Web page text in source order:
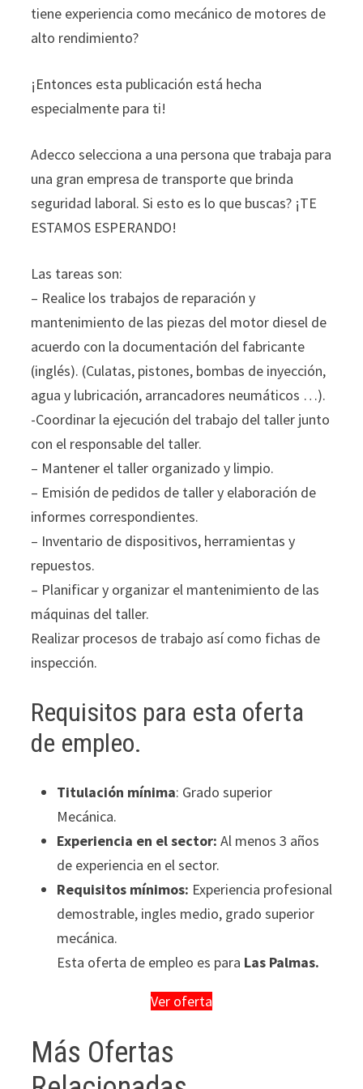
tiene experiencia como mecánico de motores de
alto rendimiento?
¡Entonces esta publicación está hecha
especialmente para ti!
Adecco selecciona a una persona que trabaja para
una gran empresa de transporte que brinda
seguridad laboral. Si esto es lo que buscas? ¡TE
ESTAMOS ESPERANDO!
Las tareas son:
– Realice los trabajos de reparación y
mantenimiento de las piezas del motor diesel de
acuerdo con la documentación del fabricante
(inglés). (Culatas, pistones, bombas de inyección,
agua y lubricación, arrancadores neumáticos …).
-Coordinar la ejecución del trabajo del taller junto
con el responsable del taller.
– Mantener el taller organizado y limpio.
– Emisión de pedidos de taller y elaboración de
informes correspondientes.
– Inventario de dispositivos, herramientas y
repuestos.
– Planificar y organizar el mantenimiento de las
máquinas del taller.
Realizar procesos de trabajo así como fichas de
inspección.
Requisitos para esta oferta
de empleo.
Titulación mínima: Grado superior
Mecánica.
Experiencia en el sector: Al menos 3 años
de experiencia en el sector.
Requisitos mínimos: Experiencia profesional
demostrable, ingles medio, grado superior
mecánica.
Esta oferta de empleo es para Las Palmas.
Ver oferta
Más Ofertas